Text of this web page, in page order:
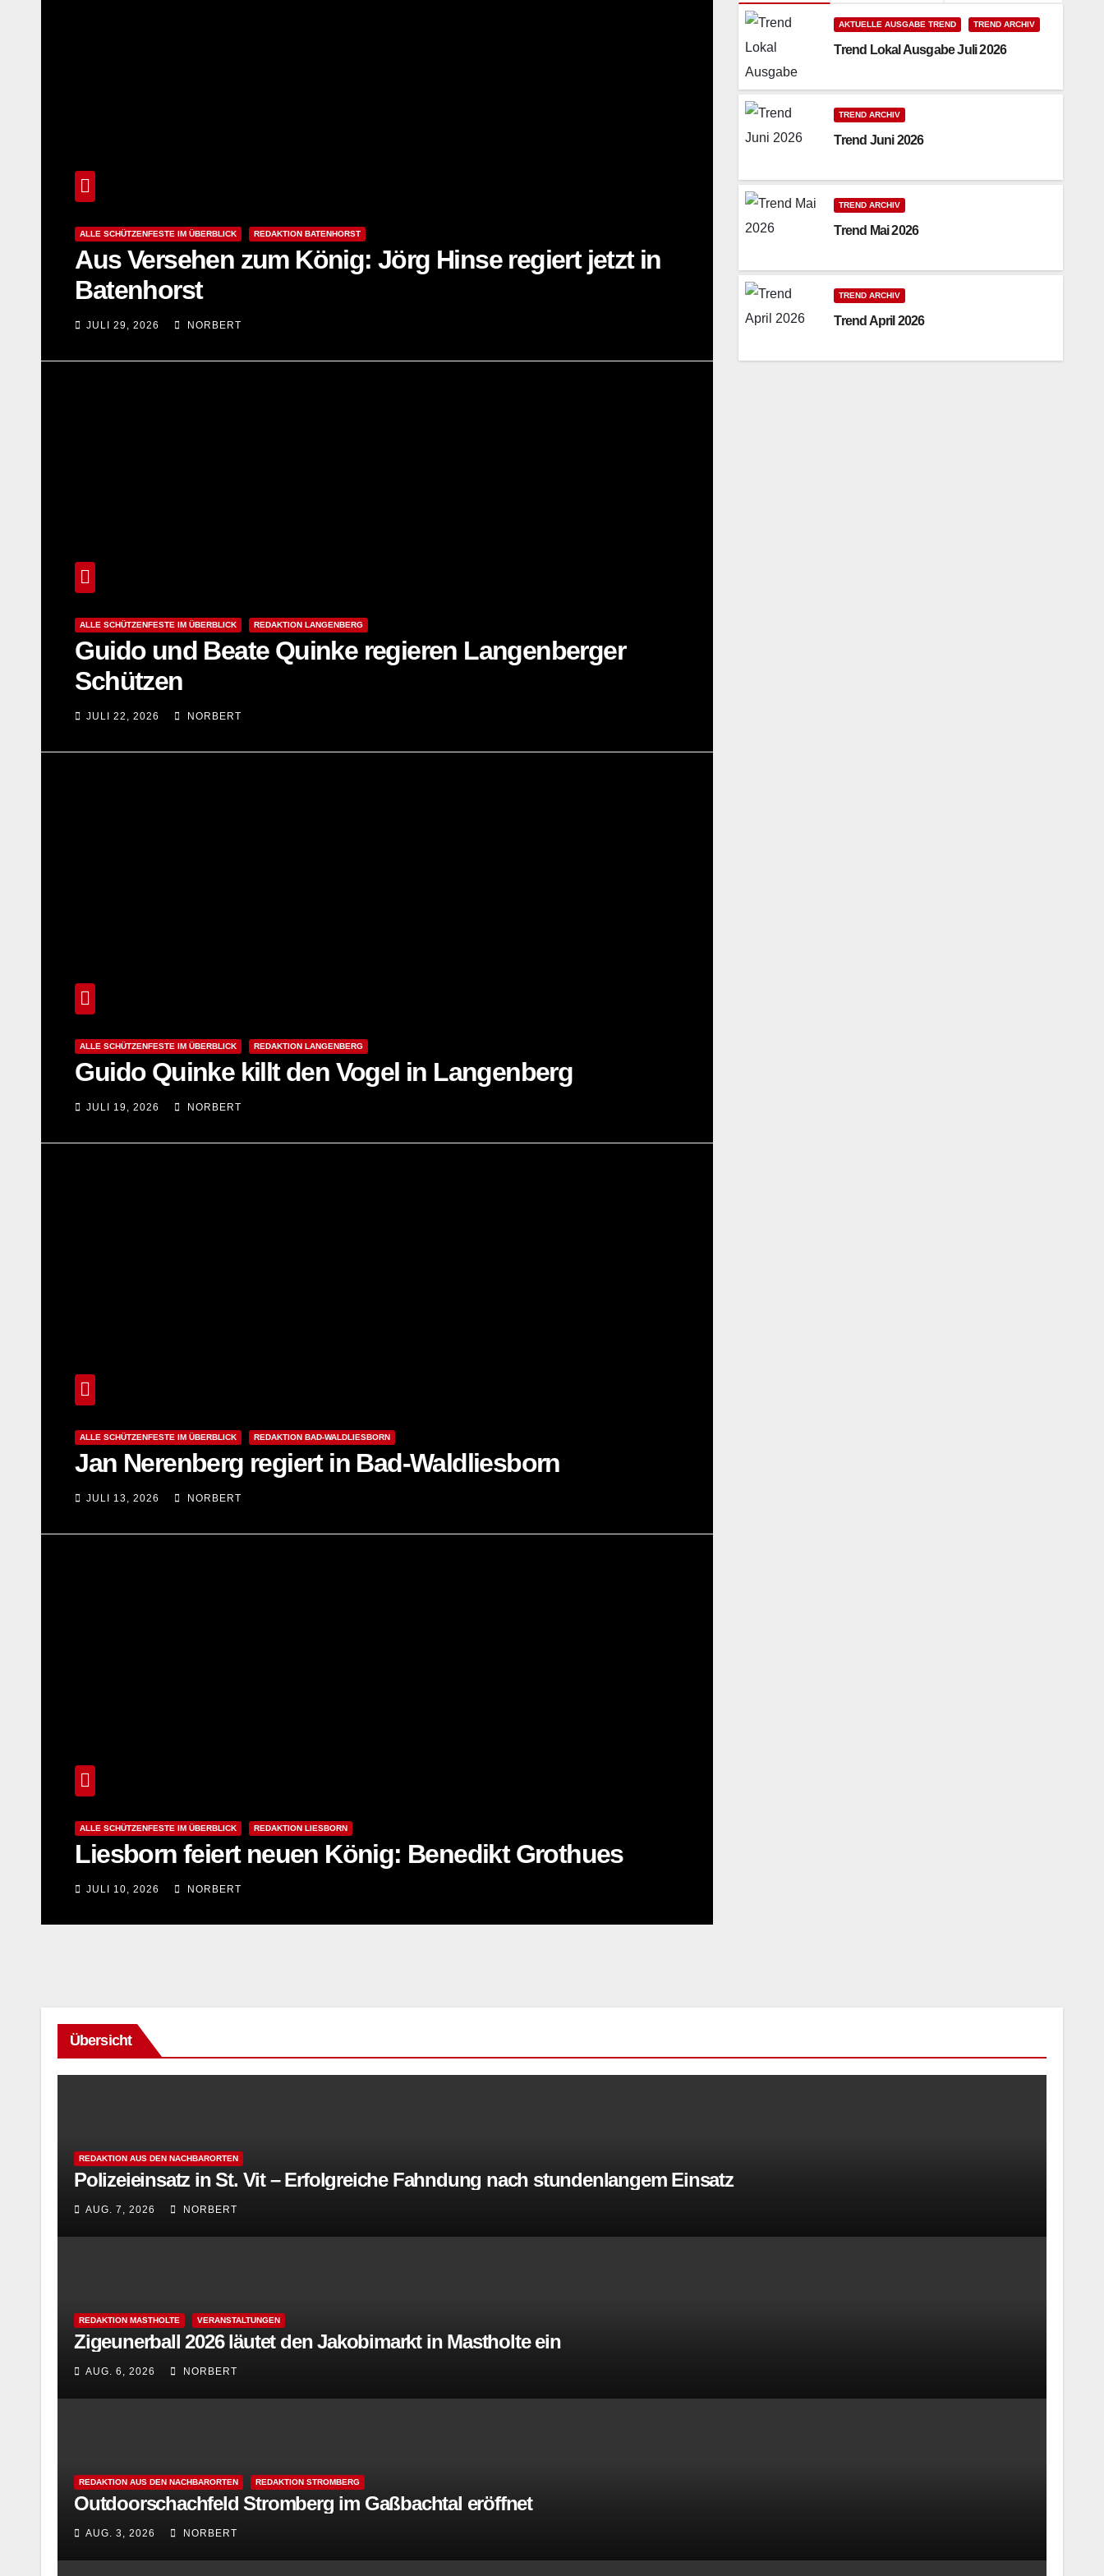
ALLE SCHÜTZENFESTE IM ÜBERBLICK REDAKTION BATENHORST
Aus Versehen zum König: Jörg Hinse regiert jetzt in
Batenhorst
JULI 29, 2026 NORBERT
ALLE SCHÜTZENFESTE IM ÜBERBLICK REDAKTION LANGENBERG
Guido und Beate Quinke regieren Langenberger
Schützen
JULI 22, 2026 NORBERT
ALLE SCHÜTZENFESTE IM ÜBERBLICK REDAKTION LANGENBERG
Guido Quinke killt den Vogel in Langenberg
JULI 19, 2026 NORBERT
ALLE SCHÜTZENFESTE IM ÜBERBLICK REDAKTION BAD-WALDLIESBORN
Jan Nerenberg regiert in Bad-Waldliesborn
JULI 13, 2026 NORBERT
ALLE SCHÜTZENFESTE IM ÜBERBLICK REDAKTION LIESBORN
Liesborn feiert neuen König: Benedikt Grothues
JULI 10, 2026 NORBERT
AKTUELLE AUSGABE TREND TREND ARCHIV
Trend Lokal Ausgabe Juli 2026
TREND ARCHIV
Trend Juni 2026
TREND ARCHIV
Trend Mai 2026
TREND ARCHIV
Trend April 2026
Übersicht
REDAKTION AUS DEN NACHBARORTEN
Polizeieinsatz in St. Vit – Erfolgreiche Fahndung nach stundenlangem Einsatz
AUG. 7, 2026 NORBERT
REDAKTION MASTHOLTE VERANSTALTUNGEN
Zigeunerball 2026 läutet den Jakobimarkt in Mastholte ein
AUG. 6, 2026 NORBERT
REDAKTION AUS DEN NACHBARORTEN REDAKTION STROMBERG
Outdoorschachfeld Stromberg im Gaßbachtal eröffnet
AUG. 3, 2026 NORBERT